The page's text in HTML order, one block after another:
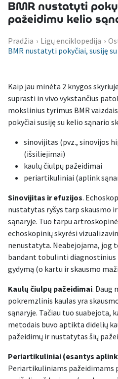
BMR nustatyti
pažeidimu kelio
Pradžia › Ligų enciklopedija ›
BMR nustatyti pokyčiai, susiję
Kaip jau minėta 2 knygos
suprasti in vivo vykstančius
mokslinius tyrimus BMR
pokyčiai susiję su kelio sąnario
sinovijitas (pvz., sinovijos
(išsiliejimai)
kaulų čiulpų pažeidimai
periartikuliniai (aplink
Sinovijitas ir efuzijos.
nustatytas ryšys tarp skausmo
sąnaryje. Tuo tarpu
echoskopinių skyrėsi
nenustatyta. Neabejojama, jog
bandant tobulinti
gydymą (o kartu ir skausmo
Kaulų čiulpų pažeidimai. Daug
pokremzlinis kaulas yra
sąnaryje. Tačiau tuo suabejota,
metodais buvo aptikta didelių
pažeidimų ir nustatytas šių
Periartikuliniai (esantys
Periartikuliniams pažeidimams